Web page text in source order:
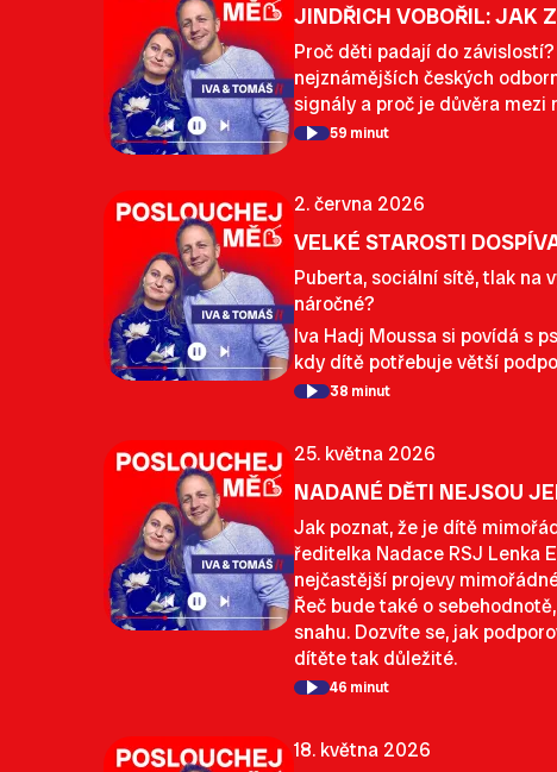
JINDŘICH VOBOŘIL: JAK
Proč děti padají do
nejznámějších českých
signály a proč je důvěra
59 minut
2. června 2026
VELKÉ STAROSTI
Puberta, sociální sítě, tlak na
náročné?
Iva Hadj Moussa si povídá s
kdy dítě potřebuje větší
38 minut
25. května 2026
NADANÉ DĚTI NEJSOU
Jak poznat, že je dítě
ředitelka Nadace RSJ Lenka
nejčastější projevy
Řeč bude také o
snahu. Dozvíte se, jak
dítěte tak důležité.
46 minut
18. května 2026